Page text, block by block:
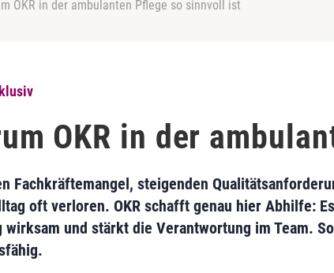
OKR in der ambulanten Pflege so sinnvoll ist
OKR in der
Fachkräftemangel, steigenden
oft verloren. OKR schafft genau hier Abhilfe:
wirksam und stärkt die Verantwortung im Team.